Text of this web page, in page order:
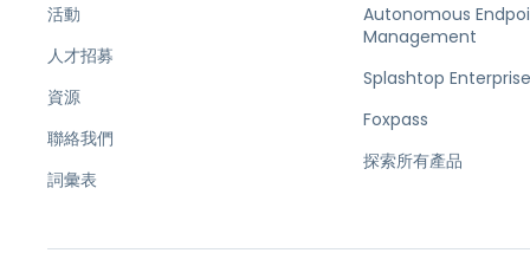
活動
人才招募
資源
聯絡我們
詞彙表
Autonomous
Management
Splashtop
Foxpass
探索所有產品